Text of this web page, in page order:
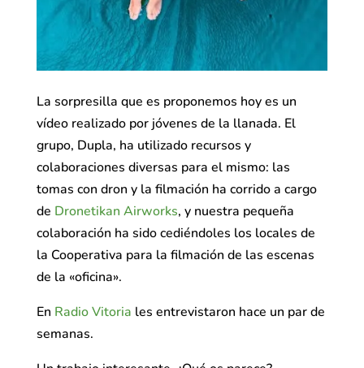
La sorpresilla que es proponemos hoy es un
vídeo realizado por jóvenes de la llanada. El
grupo, Dupla, ha utilizado recursos y
colaboraciones diversas para el mismo: las
tomas con dron y la filmación ha corrido a cargo
de Dronetikan Airworks, y nuestra pequeña
colaboración ha sido cediéndoles los locales de
la Cooperativa para la filmación de las escenas
de la «oficina».
En Radio Vitoria les entrevistaron hace un par de
semanas.